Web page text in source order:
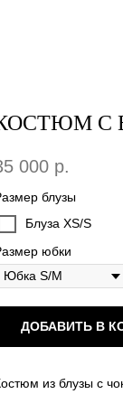
С
000 р.
блузы
Блуза XS/S
юбки
ДОБАВИТЬ В
из блузы с